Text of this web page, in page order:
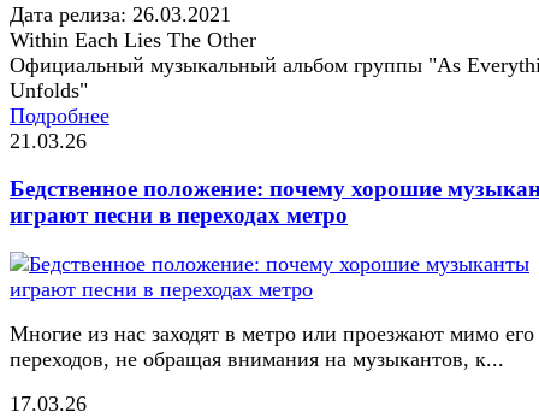
Дата релиза: 26.03.2021
Within Each Lies The Other
Официальный музыкальный альбом группы "As
Unfolds"
Подробнее
21.03.26
Бедственное положение: почему хорошие
играют песни в переходах метро
Многие из нас заходят в метро или проезжают мимо его
переходов, не обращая внимания на музыкантов, к...
17.03.26